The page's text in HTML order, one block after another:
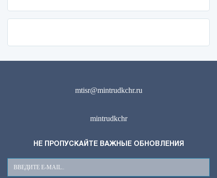
mtisr@mintrudkchr.ru
mintrudkchr
НЕ ПРОПУСКАЙТЕ ВАЖНЫЕ ОБНОВЛЕНИЯ
Ваш
E-